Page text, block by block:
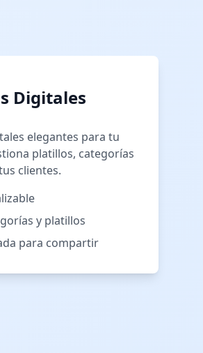
Digitales
elegantes para tu
platillos, categorías
clientes.
y platillos
para compartir